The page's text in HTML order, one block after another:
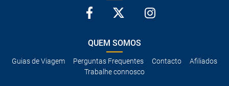
QUEM SOMOS
Guias de Viagem Perguntas Frequentes Contacto
Afiliados
Trabalhe connosco